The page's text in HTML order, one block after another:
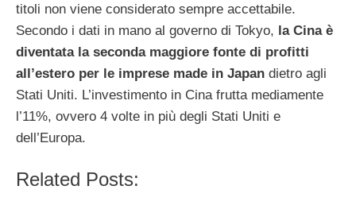
titoli non viene considerato sempre accettabile.
Secondo i dati in mano al governo di Tokyo, la Cina è
diventata la seconda maggiore fonte di profitti
all’estero per le imprese made in Japan dietro agli
Stati Uniti. L’investimento in Cina frutta mediamente
l’11%, ovvero 4 volte in più degli Stati Uniti e
dell’Europa.
Related Posts: